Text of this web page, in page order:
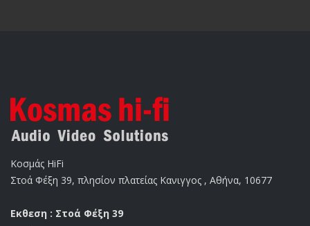
Κοσμάς HiFi
Στοά Φέξη 39, πλησίον πλατείας Κανιγγος , Αθήνα, 10677
Εκθεση : Στοά Φέξη 39